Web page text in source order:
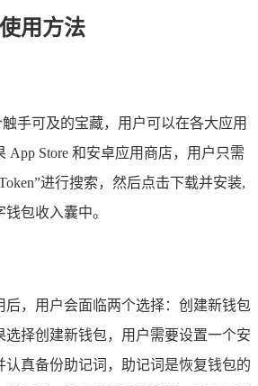
用方法
触手可及的宝藏，用户可以在各大应用
App Store 和安卓应用商店，用户只需
进行搜索，然后点击下载并安装,
包收入囊中。
后，用户会面临两个选择：创建新钱包
选择创建新钱包，用户需要设置一个安
认真备份助记词，助记词是恢复钱包的